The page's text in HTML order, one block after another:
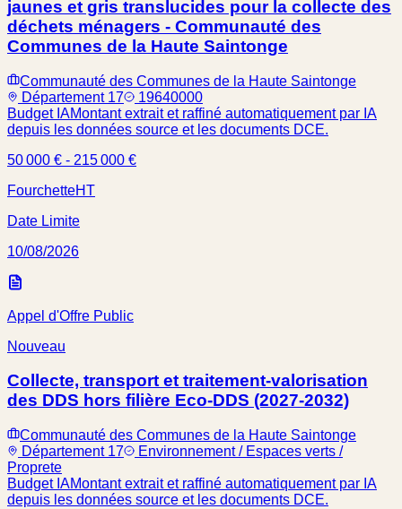
jaunes et gris translucides pour la collecte des
déchets ménagers - Communauté des
Communes de la Haute Saintonge
Communauté des Communes de la Haute Saintonge
Département 17
19640000
Budget IAMontant extrait et raffiné automatiquement par IA
depuis les données source et les documents DCE.
50 000 € - 215 000 €
FourchetteHT
Date Limite
10/08/2026
Appel d'Offre Public
Nouveau
Collecte, transport et traitement-valorisation
des DDS hors filière Eco-DDS (2027-2032)
Communauté des Communes de la Haute Saintonge
Département 17
Environnement / Espaces verts /
Proprete
Budget IAMontant extrait et raffiné automatiquement par IA
depuis les données source et les documents DCE.